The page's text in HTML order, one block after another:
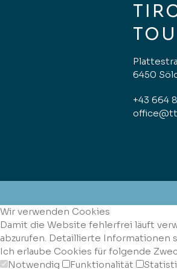
6450
+43 664
Wir verwenden Cookies
Damit die Website fehlerfrei läuft
abzurufen. Detaillierte Informationen
Ich erlaube Cookies für folgende
Notwendig
Funktionalität